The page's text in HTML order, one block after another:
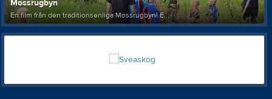
Mossrugbyn
En film från den traditionsenliga Mossrugbyn! E...